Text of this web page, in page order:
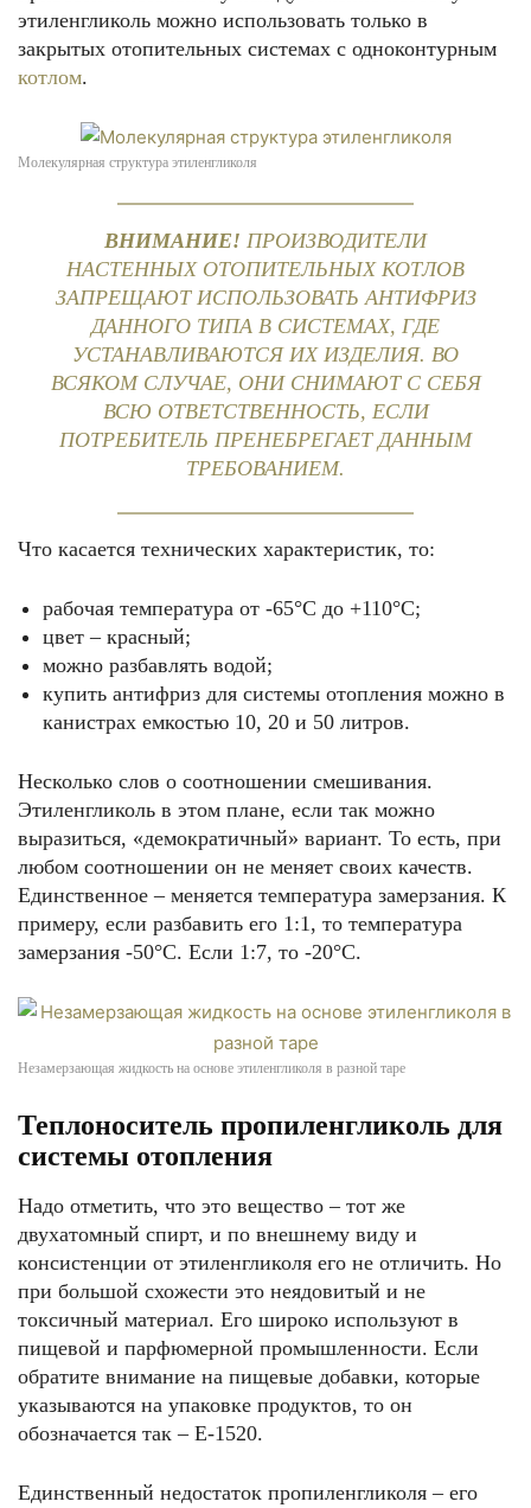
этиленгликоль можно использовать только в
закрытых отопительных системах с одноконтурным
котлом.
Молекулярная структура этиленгликоля
ВНИМАНИЕ! ПРОИЗВОДИТЕЛИ
НАСТЕННЫХ ОТОПИТЕЛЬНЫХ КОТЛОВ
ЗАПРЕЩАЮТ ИСПОЛЬЗОВАТЬ АНТИФРИЗ
ДАННОГО ТИПА В СИСТЕМАХ, ГДЕ
УСТАНАВЛИВАЮТСЯ ИХ ИЗДЕЛИЯ. ВО
ВСЯКОМ СЛУЧАЕ, ОНИ СНИМАЮТ С СЕБЯ
ВСЮ ОТВЕТСТВЕННОСТЬ, ЕСЛИ
ПОТРЕБИТЕЛЬ ПРЕНЕБРЕГАЕТ ДАННЫМ
ТРЕБОВАНИЕМ.
Что касается технических характеристик, то:
рабочая температура от -65°С до +110°С;
цвет – красный;
можно разбавлять водой;
купить антифриз для системы отопления можно в
канистрах емкостью 10, 20 и 50 литров.
Несколько слов о соотношении смешивания.
Этиленгликоль в этом плане, если так можно
выразиться, «демократичный» вариант. То есть, при
любом соотношении он не меняет своих качеств.
Единственное – меняется температура замерзания. К
примеру, если разбавить его 1:1, то температура
замерзания -50°С. Если 1:7, то -20°С.
Незамерзающая жидкость на основе этиленгликоля в разной таре
Теплоноситель пропиленгликоль для
системы отопления
Надо отметить, что это вещество – тот же
двухатомный спирт, и по внешнему виду и
консистенции от этиленгликоля его не отличить. Но
при большой схожести это неядовитый и не
токсичный материал. Его широко используют в
пищевой и парфюмерной промышленности. Если
обратите внимание на пищевые добавки, которые
указываются на упаковке продуктов, то он
обозначается так – Е-1520.
Единственный недостаток пропиленгликоля – его